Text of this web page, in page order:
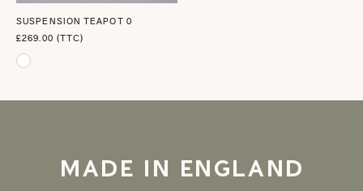
SUSPENSION TEAPOT 0
£269.00 (TTC)
MADE IN ENGLAND